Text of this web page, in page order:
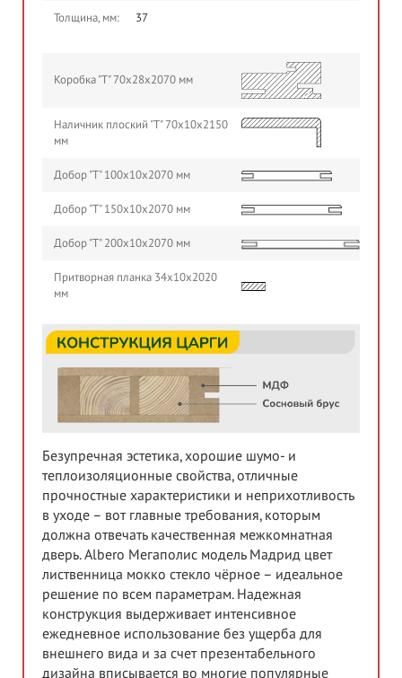
Толщина, мм: 37
Коробка "Т" 70х28х2070 мм
Наличник плоский "Т" 70х10х2150
мм
Добор "Т" 100х10х2070 мм
Добор "Т" 150х10х2070 мм
Добор "Т" 200х10х2070 мм
Притворная планка 34х10х2020
мм
Безупречная эстетика, хорошие шумо- и
теплоизоляционные свойства, отличные
прочностные характеристики и неприхотливость
в уходе – вот главные требования, которым
должна отвечать качественная межкомнатная
дверь. Albero Мегаполис модель Мадрид цвет
лиственница мокко стекло чёрное – идеальное
решение по всем параметрам. Надежная
конструкция выдерживает интенсивное
ежедневное использование без ущерба для
внешнего вида и за счет презентабельного
дизайна вписывается во многие популярные